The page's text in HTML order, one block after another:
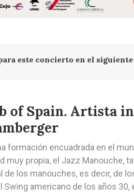
este concierto en el siguiente
of Spain. Artista
formación encuadrada en el
propia, el Jazz Manouche,
los manouches, es decir, de
americano de los años